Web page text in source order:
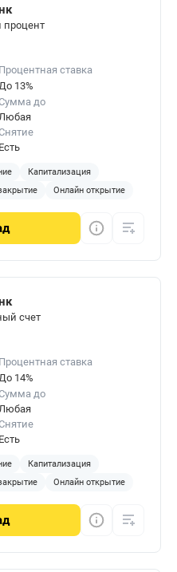
Процентная ставка
13%
до
Есть
Капитализация
Онлайн открытие
счет
Процентная ставка
14%
до
Есть
Капитализация
Онлайн открытие